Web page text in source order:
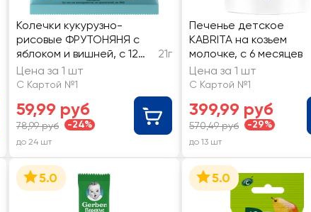
Колечки кукурузно-
рисовые ФРУТОНЯНЯ с
яблоком и вишней, с 12
месяцев
21г
Цена за 1 шт
С Картой №1
59,99 руб
78,99 руб -24%
до 24 шт
Печенье детское
KABRITA на козьем
молочке, с 6 месяцев
Цена за 1 шт
С Картой №1
399,99 руб
570,49 руб -29%
до 13 шт
5.0 5.0